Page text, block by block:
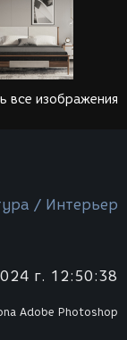
все изображения
/ Интерьер
г. 12:50:38
Adobe Photoshop